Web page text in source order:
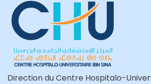
Direction du Centre Hospitalo-